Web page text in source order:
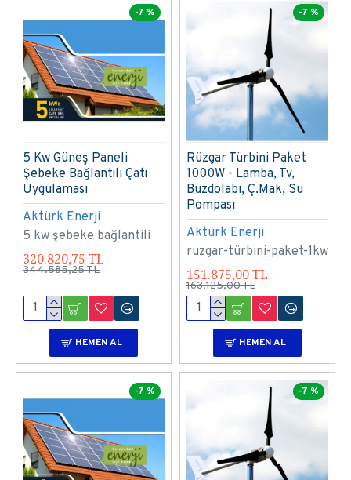
-7 %
Aktürk Enerji
5 kw şebeke bağlantili
5 Kw Güneş Paneli
Şebeke Bağlantılı Çatı
Uygulaması
320.820,75 TL
344.585,25 TL
HEMEN AL
-7 %
Aktürk Enerji
ruzgar-türbini-paket-1kw
Rüzgar Türbini Paket
1000W - Lamba, Tv,
Buzdolabı, Ç.Mak, Su
Pompası
151.875,00 TL
163.125,00 TL
HEMEN AL
-7 % -7 %